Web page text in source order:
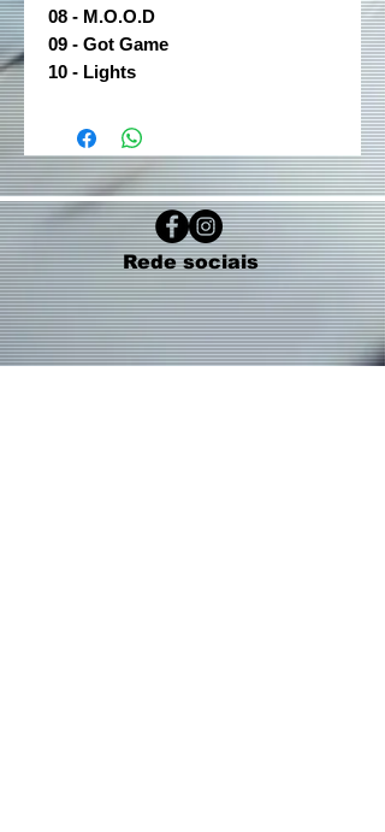
08 - M.O.O.D
09 - Got Game
10 - Lights
Rede sociais